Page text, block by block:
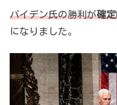
バイデン氏の勝利が確
になりました。